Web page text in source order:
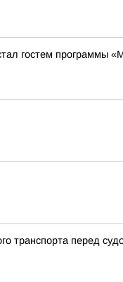
гостем программы
транспорта перед